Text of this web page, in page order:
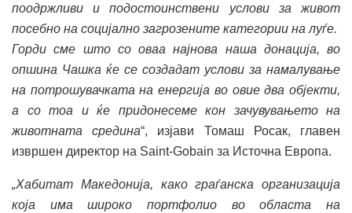
поодржливи и подостоинствени услови за живот
посебно на социјално загрозените категории на луѓе.
Горди сме што со оваа најнова наша донација, во
опшина Чашка ќе се создадат услови за намалување
на потрошувачката на енергија во овие два објекти,
а со тоа и ќе придонесеме кон зачувувањето на
животната средина“, изјави Томаш Росак, главен
извршен директор на Saint-Gobain за Источна Европа.
„Хабитат Македонија, како граѓанска организација
која има широко портфолио во областа на